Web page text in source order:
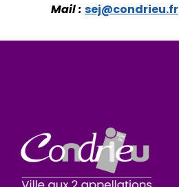
Mail : sej@condrieu.fr